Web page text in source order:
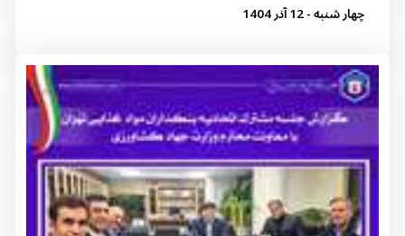
چهار شنبه - 12 آذر 1404